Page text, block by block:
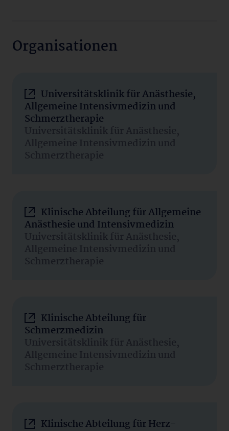
Organisationen
Universitätsklinik für Anästhesie,
Allgemeine Intensivmedizin und
Schmerztherapie
Universitätsklinik für Anästhesie,
Allgemeine Intensivmedizin und
Schmerztherapie
Klinische Abteilung für Allgemeine
Anästhesie und Intensivmedizin
Universitätsklinik für Anästhesie,
Allgemeine Intensivmedizin und
Schmerztherapie
Klinische Abteilung für
Schmerzmedizin
Universitätsklinik für Anästhesie,
Allgemeine Intensivmedizin und
Schmerztherapie
Klinische Abteilung für Herz-